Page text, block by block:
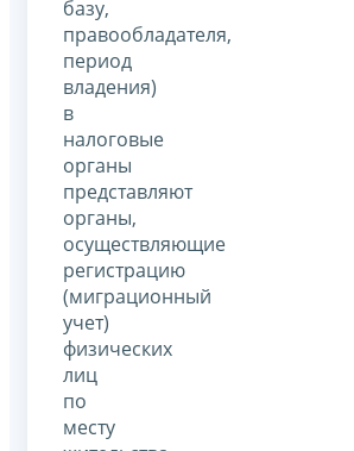
базу,
правообладателя,
период
владения)
в
налоговые
органы
представляют
органы,
осуществляющие
регистрацию
(миграционный
учет)
физических
лиц
по
месту